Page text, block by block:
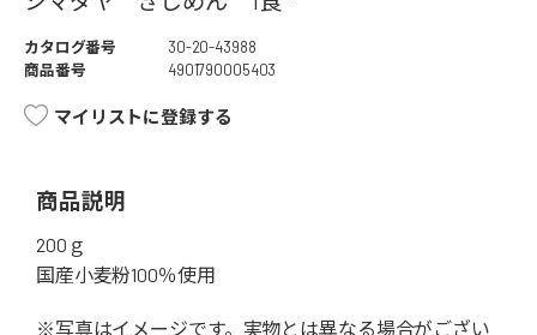
カタログ番号
30-20-43988
商品番号
4901790005403
マイリストに登録する
商品説明
200ｇ
国産小麦粉100％使用
※写真はイメージです。実物とは異なる場合がござい